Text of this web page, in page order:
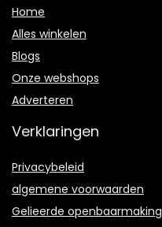
Home
Alles winkelen
Blogs
Onze webshops
Adverteren
Verklaringen
Privacybeleid
algemene voorwaarden
Gelieerde openbaarmaking